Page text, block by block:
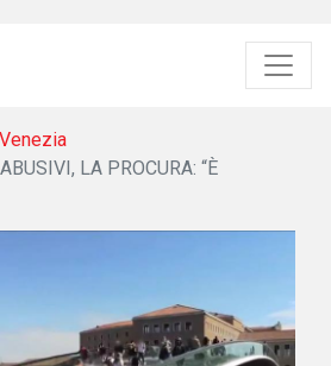
Venezia
LA PROCURA: “È